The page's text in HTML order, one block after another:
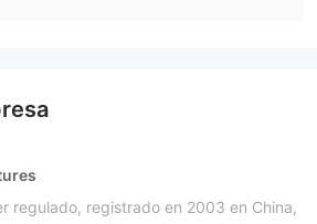
regulado, registrado en 2003 en China,